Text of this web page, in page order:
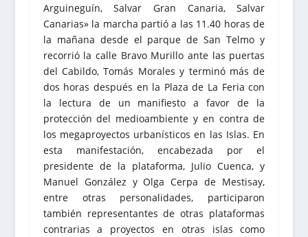
Arguineguín, Salvar Gran Canaria, Salvar
Canarias» la marcha partió a las 11.40 horas de
la mañana desde el parque de San Telmo y
recorrió la calle Bravo Murillo ante las puertas
del Cabildo, Tomás Morales y terminó más de
dos horas después en la Plaza de La Feria con
la lectura de un manifiesto a favor de la
protección del medioambiente y en contra de
los megaproyectos urbanísticos en las Islas. En
esta manifestación, encabezada por el
presidente de la plataforma, Julio Cuenca, y
Manuel González y Olga Cerpa de Mestisay,
entre otras personalidades, participaron
también representantes de otras plataformas
contrarias a proyectos en otras islas como